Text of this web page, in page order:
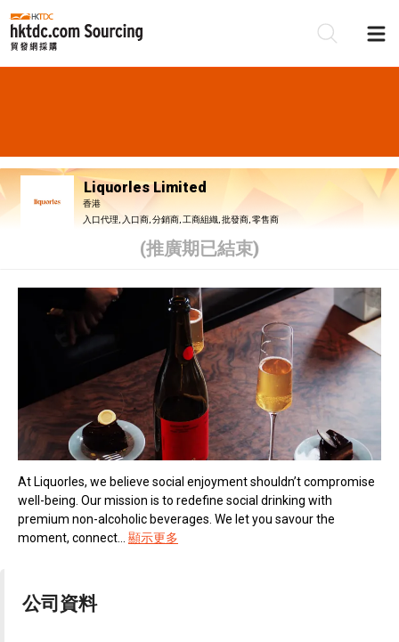
Liquorles Limited
香港
入口代理, 入口商, 分銷商, 工商組織, 批發商, 零售商
(推廣期已結束)
At Liquorles, we believe social enjoyment shouldn’t compromise
well-being. Our mission is to redefine social drinking with
premium non-alcoholic beverages. We let you savour the
moment, connect... 顯示更多
公司資料